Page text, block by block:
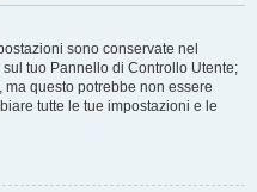
sono conservate nel
tuo Pannello di Controllo Utente;
questo potrebbe non essere
tutte le tue impostazioni e le